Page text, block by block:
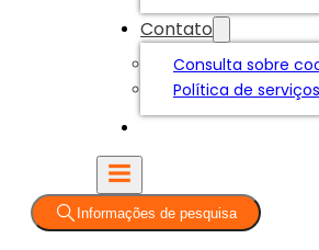
Contato
Consulta sobre
Política de serviços
Informações de pesquisa